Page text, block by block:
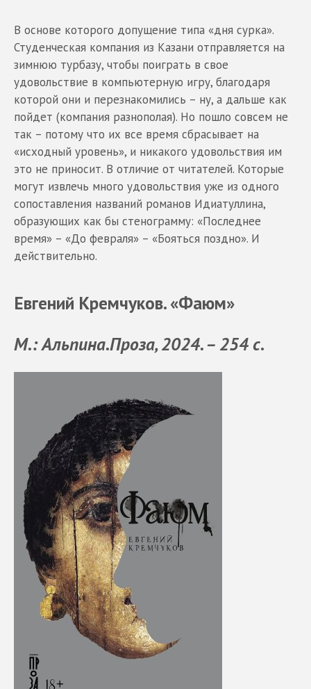
В основе которого допущение типа «дня сурка».
Студенческая компания из Казани отправляется на
зимнюю турбазу, чтобы поиграть в свое
удовольствие в компьютерную игру, благодаря
которой они и перезнакомились – ну, а дальше как
пойдет (компания разнополая). Но пошло совсем не
так – потому что их все время сбрасывает на
«исходный уровень», и никакого удовольствия им
это не приносит. В отличие от читателей. Которые
могут извлечь много удовольствия уже из одного
сопоставления названий романов Идиатуллина,
образующих как бы стенограмму: «Последнее
время» – «До февраля» – «Бояться поздно». И
действительно.
Евгений Кремчуков. «Фаюм»
М.: Альпина.Проза, 2024. – 254 с.